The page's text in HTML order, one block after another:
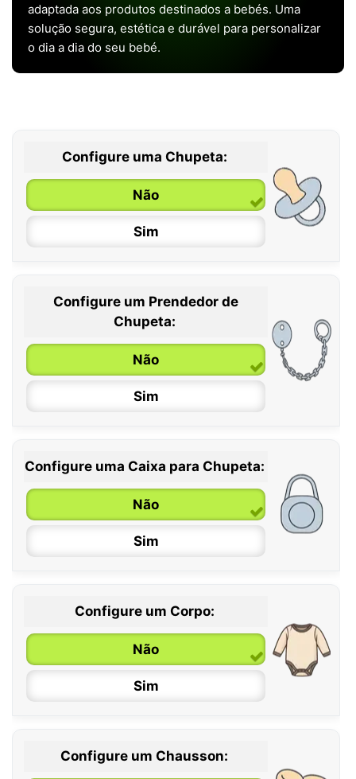
adaptada aos produtos destinados a bebés. Uma
solução segura, estética e durável para personalizar
o dia a dia do seu bebé.
Configure uma Chupeta:
Não
Sim
0 / 6 meses
6 / 36 meses
Configure um Prendedor de
Chupeta:
Não
Sim
Configure uma Caixa para Chupeta:
Não
Sim
Configure um Corpo:
Não
Sim
0 / 6 meses
Configure um Chausson: